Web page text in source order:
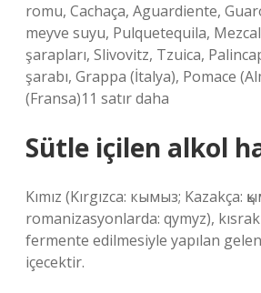
romu, Cachaça, Aguardiente,
meyve suyu, Pulquetequila,
şarapları, Slivovitz, Tzuica,
şarabı, Grappa (İtalya), Pomace
(Fransa)11 satır daha
Sütle içilen alkol
Kımız (Kırgızca: кымыз; Kazakça:
romanizasyonlarda: qymyz),
fermente edilmesiyle yapılan
içecektir.